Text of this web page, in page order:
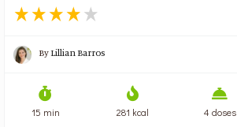
By Lillian Barros
15 min 281 kcal 4 doses